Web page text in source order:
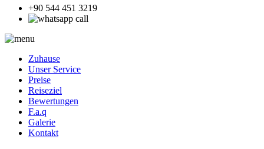
+90 544 451 3219
Zuhause
Unser Service
Preise
Reiseziel
Bewertungen
F.a.q
Galerie
Kontakt